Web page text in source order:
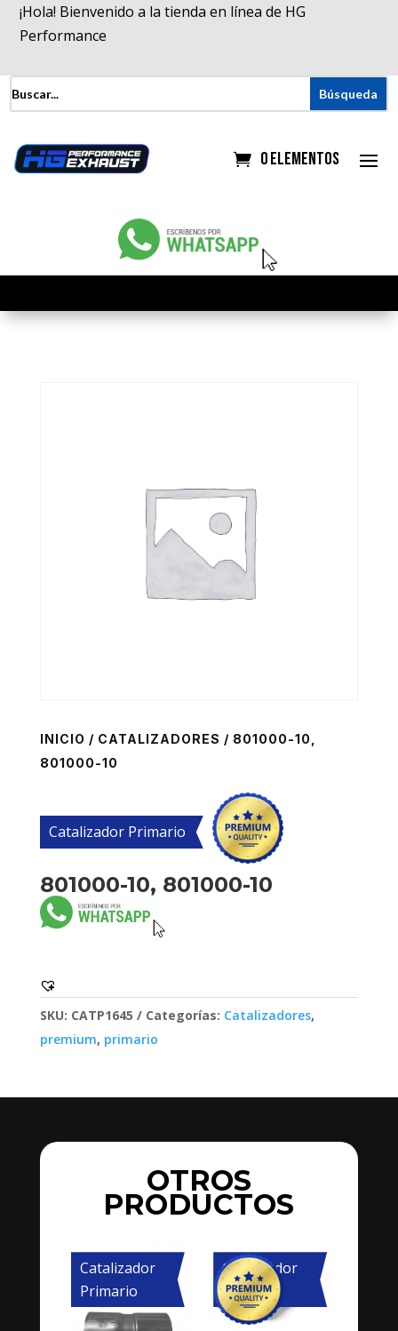
¡Hola! Bienvenido a la tienda en línea de HG
Performance
0 elementos
INICIO / CATALIZADORES / 801000-10,
801000-10
Catalizador Primario
801000-10, 801000-10
SKU: CATP1645 Categorías: Catalizadores,
premium, primario
OTROS
PRODUCTOS
Catalizador
Primario
Catalizador
Primario